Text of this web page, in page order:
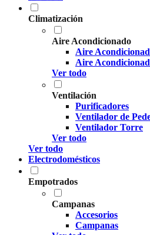
Climatización
Aire Acondicionado
Aire
Aire
Ver todo
Ventilación
Purificadores
Ventilador de
Ventilador Torre
Ver todo
Ver todo
Electrodomésticos
Empotrados
Campanas
Accesorios
Campanas